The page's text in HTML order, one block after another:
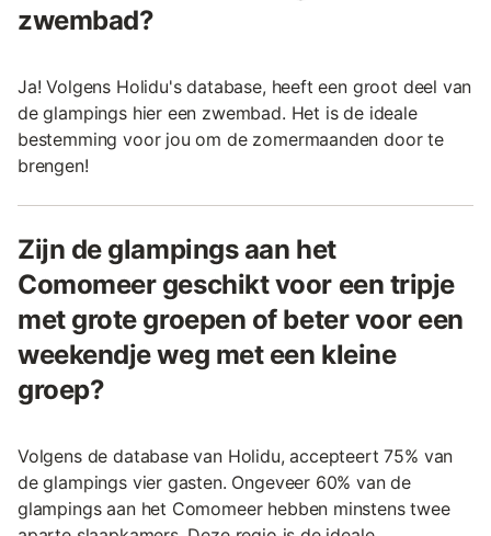
zwembad?
Ja! Volgens Holidu's database, heeft een groot deel van
de glampings hier een zwembad. Het is de ideale
bestemming voor jou om de zomermaanden door te
brengen!
Zijn de glampings aan het
Comomeer geschikt voor een tripje
met grote groepen of beter voor een
weekendje weg met een kleine
groep?
Volgens de database van Holidu, accepteert 75% van
de glampings vier gasten. Ongeveer 60% van de
glampings aan het Comomeer hebben minstens twee